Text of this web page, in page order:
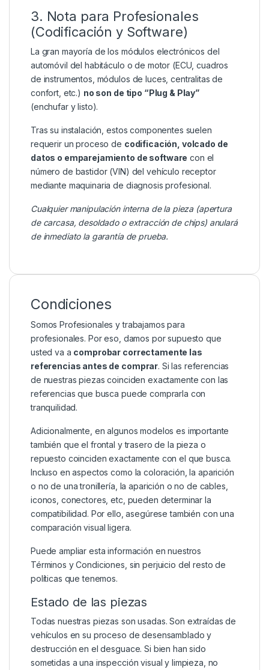
3. Nota para Profesionales
(Codificación y Software)
La gran mayoría de los módulos electrónicos del
automóvil del habitáculo o de motor (ECU, cuadros
de instrumentos, módulos de luces, centralitas de
confort, etc.) no son de tipo “Plug & Play”
(enchufar y listo).
Tras su instalación, estos componentes suelen
requerir un proceso de codificación, volcado de
datos o emparejamiento de software con el
número de bastidor (VIN) del vehículo receptor
mediante maquinaria de diagnosis profesional.
Cualquier manipulación interna de la pieza (apertura
de carcasa, desoldado o extracción de chips) anulará
de inmediato la garantía de prueba.
Condiciones
Somos Profesionales y trabajamos para
profesionales. Por eso, damos por supuesto que
usted va a comprobar correctamente las
referencias antes de comprar. Si las referencias
de nuestras piezas coinciden exactamente con las
referencias que busca puede comprarla con
tranquilidad.
Adicionalmente, en algunos modelos es importante
también que el frontal y trasero de la pieza o
repuesto coinciden exactamente con el que busca.
Incluso en aspectos como la coloración, la aparición
o no de una tronillería, la aparición o no de cables,
iconos, conectores, etc, pueden determinar la
compatibilidad. Por ello, asegúrese también con una
comparación visual ligera.
Puede ampliar esta información en nuestros
Términos y Condiciones , sin perjuicio del resto de
políticas que tenemos.
Estado de las piezas
Todas nuestras piezas son usadas. Son extraídas de
vehículos en su proceso de desensamblado y
destrucción en el desguace. Si bien han sido
sometidas a una inspección visual y limpieza, no